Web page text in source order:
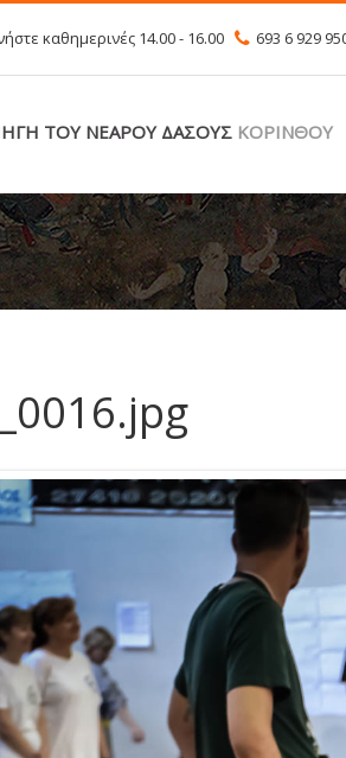
καθημερινές 14.00 - 16.00 693 6 929
ΤΟΥ ΝΕΑΡΟΥ ΔΑΣΟΥΣ ΚΟΡΙΝΘΟΥ